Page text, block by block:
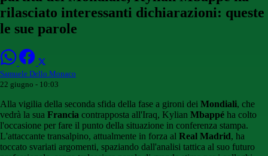
rilasciato interessanti dichiarazioni: queste
le sue parole
Samuele Dello Monaco
22 giugno - 10:03
Alla vigilia della seconda sfida della fase a gironi dei Mondiali, che
vedrà la sua Francia contrapposta all'Iraq, Kylian Mbappé ha colto
l'occasione per fare il punto della situazione in conferenza stampa.
L'attaccante transalpino, attualmente in forza al Real Madrid, ha
toccato svariati argomenti, spaziando dall'analisi tattica al suo futuro